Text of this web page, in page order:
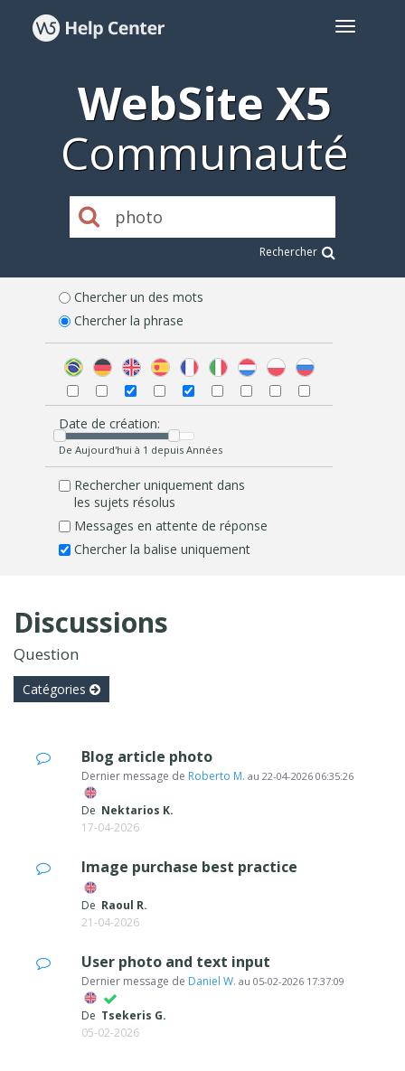
WebSite X5
Communauté
Rechercher
Chercher un des mots
Chercher la phrase
Date de création:
De Aujourd'hui à 1 depuis Années
Rechercher uniquement dans
les sujets résolus
Messages en attente de réponse
Chercher la balise uniquement
Discussions
Question
Catégories
Blog article photo
Dernier message de Roberto M. au 22-04-2026 06:35:26
De Nektarios K.
17-04-2026
Image purchase best practice
De Raoul R.
21-04-2026
User photo and text input
Dernier message de Daniel W. au 05-02-2026 17:37:09
De Tsekeris G.
05-02-2026